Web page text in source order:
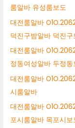
룸알바 유성룸보도
대전룸알바
덕진구밤알바 덕진구
대전룸알바
정동여성알바 두정동
대전룸알바
시룸알바
대전룸알바
포시룸알바 목포시보